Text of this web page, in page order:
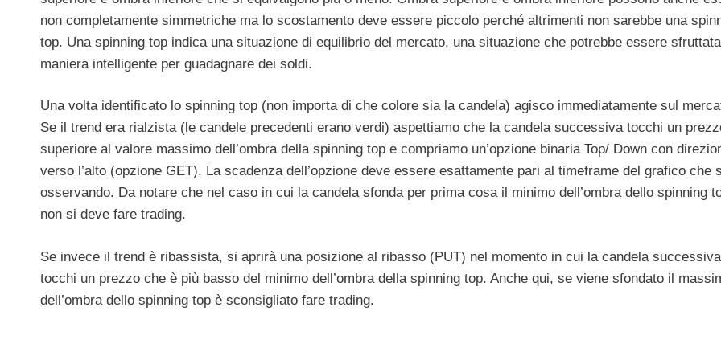
non completamente simmetriche ma lo scostamento deve essere piccolo perché altrimenti non sarebbe una
top. Una spinning top indica una situazione di equilibrio del mercato, una situazione che potrebbe essere
maniera intelligente per guadagnare dei soldi.
Una volta identificato lo spinning top (non importa di che colore sia la candela) agisco immediatamente sul
Se il trend era rialzista (le candele precedenti erano verdi) aspettiamo che la candela successiva tocchi un
superiore al valore massimo dell’ombra della spinning top e compriamo un’opzione binaria Top/ Down con
verso l’alto (opzione GET). La scadenza dell’opzione deve essere esattamente pari al timeframe del grafico che
osservando. Da notare che nel caso in cui la candela sfonda per prima cosa il minimo dell’ombra dello spinning
non si deve fare trading.
Se invece il trend è ribassista, si aprirà una posizione al ribasso (PUT) nel momento in cui la candela successiva
tocchi un prezzo che è più basso del minimo dell’ombra della spinning top. Anche qui, se viene sfondato il
dell’ombra dello spinning top è sconsigliato fare trading.